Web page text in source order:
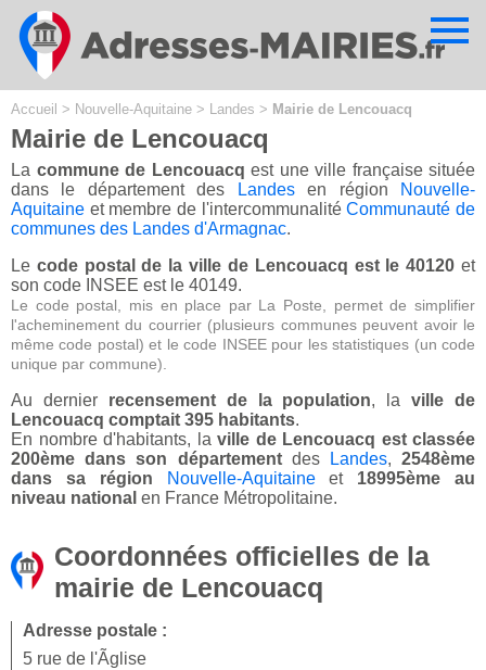
Accueil > Nouvelle-Aquitaine > Landes > Mairie de Lencouacq
Mairie de Lencouacq
La commune de Lencouacq est une ville française située
dans le département des
Landesen région
Nouvelle-
Aquitaine et membre de l'intercommunalitéCommunauté de
communes des Landes d'Armagnac.
Le code postal de la ville de Lencouacq est le 40120 et
son code INSEE est le 40149.
Le code postal, mis en place par La Poste, permet de simplifier
l'acheminement du courrier (plusieurs communes peuvent avoir le
même code postal) et le code INSEE pour les statistiques (un code
unique par commune).
Au dernier recensement de la population, laville de
Lencouacq comptait 395 habitants.
En nombre d'habitants, la ville de Lencouacq est classée
200ème dans son départementdes Landes,2548ème
dans sa région
Nouvelle-Aquitaineet 18995ème au
niveau national en France Métropolitaine.
Coordonnées officielles de la
mairie de Lencouacq
Adresse postale :
5 rue de l'Ãglise
Cookies management panel